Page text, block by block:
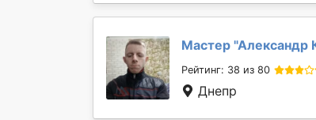
Мастер "Александр
Рейтинг: 38 из 80
Днепр